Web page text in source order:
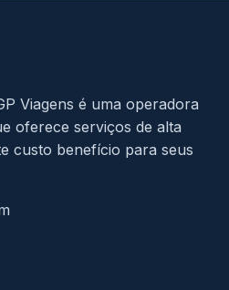
Viagens é uma operadora
oferece serviços de alta
custo benefício para seus